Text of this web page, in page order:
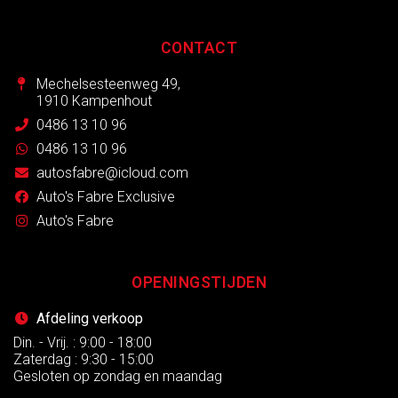
CONTACT
Mechelsesteenweg 49,
1910 Kampenhout
0486 13 10 96
0486 13 10 96
autosfabre@icloud.com
Auto's Fabre Exclusive
Auto's Fabre
OPENINGSTIJDEN
Afdeling verkoop
Din. - Vrij. : 9:00 - 18:00
Zaterdag : 9:30 - 15:00
Gesloten op zondag en maandag